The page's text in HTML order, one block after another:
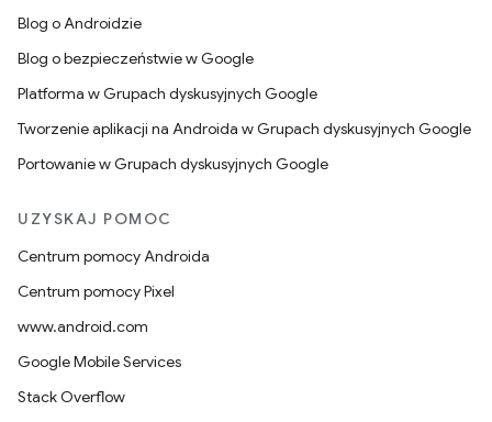
Blog o Androidzie
Blog o bezpieczeństwie w Google
Platforma w Grupach dyskusyjnych Google
Tworzenie aplikacji na Androida w Grupach dyskusyjnych Google
Portowanie w Grupach dyskusyjnych Google
UZYSKAJ POMOC
Centrum pomocy Androida
Centrum pomocy Pixel
www.android.com
Google Mobile Services
Stack Overflow